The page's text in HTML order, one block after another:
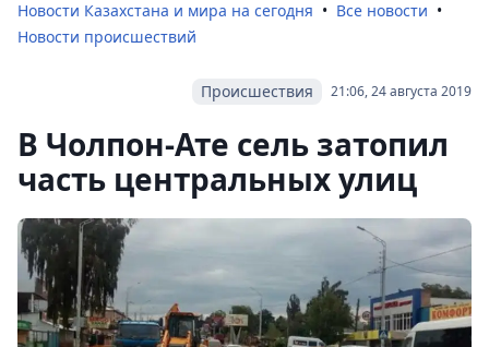
Новости Казахстана и мира на сегодня
Все новости
Новости происшествий
21:06, 24 августа 2019
Происшествия
В Чолпон-Ате сель затопил
часть центральных улиц